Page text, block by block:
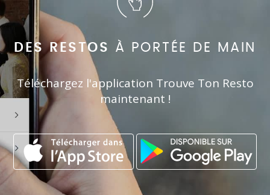
DES RESTOS À PORTÉE DE MAIN
Téléchargez l'application Trouve Ton Resto
maintenant !